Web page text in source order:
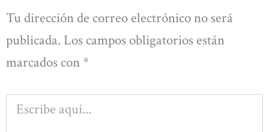
Tu dirección de correo electrónico no será
publicada. Los campos obligatorios están
marcados con *
Escribe
aquí...